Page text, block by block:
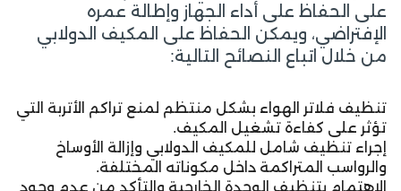
على الحفاظ على أداء الجهاز وإطالة عمره
الإفتراضي، ويمكن الحفاظ على المكيف الدولابي
من خلال اتباع النصائح التالية:
تنظيف فلاتر الهواء بشكل منتظم لمنع تراكم الأتربة التي
تؤثر على كفاءة تشغيل المكيف.
إجراء تنظيف شامل للمكيف الدولابي وإزالة الأوساخ
والرواسب المتراكمة داخل مكوناته المختلفة.
الاهتمام بتنظيف الوحدة الخارجية والتأكد من عدم وجود